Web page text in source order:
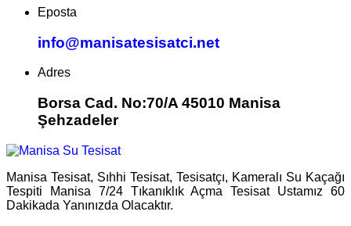
Eposta
info@manisatesisatci.net
Adres
Borsa Cad. No:70/A 45010 Manisa
Şehzadeler
Manisa Tesisat, Sıhhi Tesisat, Tesisatçı, Kameralı Su Kaçağı
Tespiti Manisa 7/24 Tıkanıklık Açma Tesisat Ustamız 60
Dakikada Yanınızda Olacaktır.